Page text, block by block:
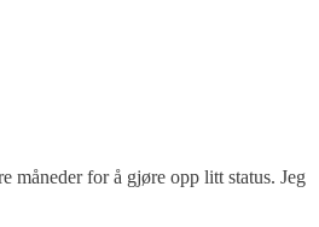
måneder for å gjøre opp litt status. Jeg